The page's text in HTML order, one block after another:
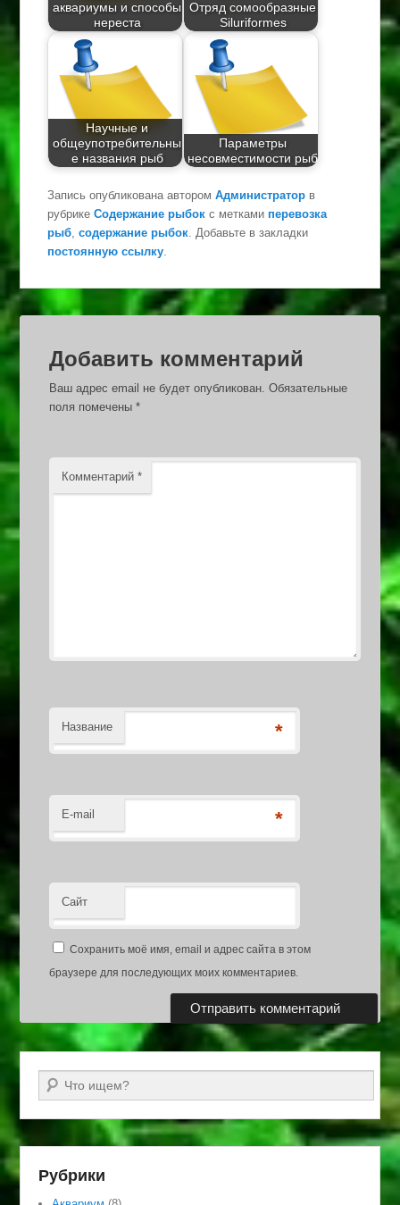
аквариумы и способы
нереста
Отряд сомообразные
Siluriformes
Научные и
общеупотребительны
е названия рыб
Параметры
несовместимости рыб
Запись опубликована авторомАдминистратор в
рубрикеСодержание рыбок с метками перевозка
рыб,содержание рыбок. Добавьте в закладки
постоянную ссылку.
Добавить комментарий
Ваш адрес email не будет опубликован. Обязательные
поля помечены*
Комментарий*
Название *
E-mail *
Сайт
Сохранить моё имя, email и адрес сайта в этом
браузере для последующих моих комментариев.
Поиск
Рубрики